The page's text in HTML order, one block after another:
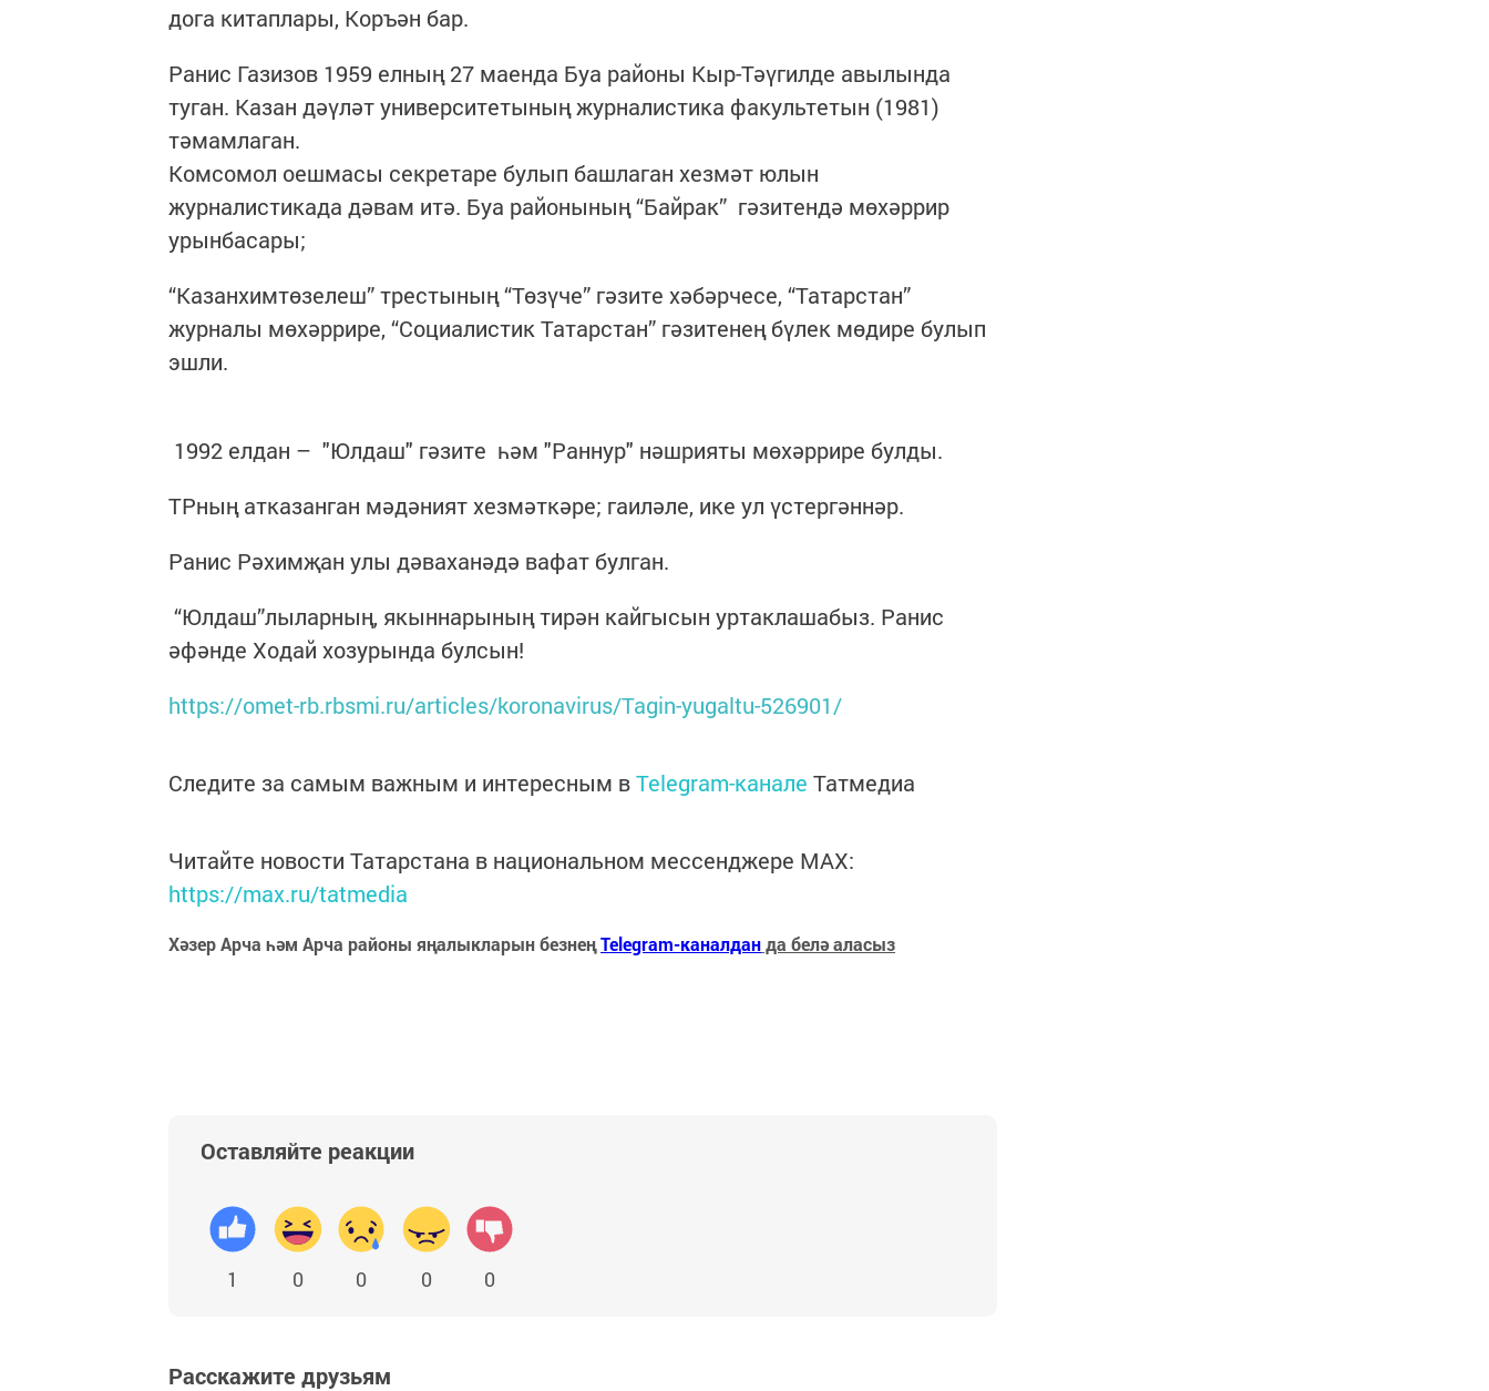
дога китаплары, Коръән бар.
Ранис Газизов 1959 елның 27 маенда Буа районы Кыр-Тәүгилде авылында
туган. Казан дәүләт университетының журналистика факультетын (1981)
тәмамлаган.
Комсомол оешмасы секретаре булып башлаган хезмәт юлын
журналистикада дәвам итә. Буа районының “Байрак” гәзитендә мөхәррир
урынбасары;
“Казанхимтөзелеш” трестының “Төзүче” гәзите хәбәрчесе, “Татарстан”
журналы мөхәррире, “Социалистик Татарстан” гәзитенең бүлек мөдире булып
эшли.
1992 елдан – "Юлдаш" гәзите һәм "Раннур" нәшрияты мөхәррире булды.
ТРның атказанган мәдәният хезмәткәре; гаиләле, ике ул үстергәннәр.
Ранис Рәхимҗан улы дәваханәдә вафат булган.
“Юлдаш”лыларның, якыннарының тирән кайгысын уртаклашабыз. Ранис
әфәнде Ходай хозурында булсын!
https://omet-rb.rbsmi.ru/articles/koronavirus/Tagin-yugaltu-526901/
Следите за самым важным и интересным вTelegram-канале Татмедиа
Читайте новости Татарстана в национальном мессенджере MАХ:
https://max.ru/tatmedia
Хәзер Арча һәм Арча районы яңалыкларын безнеңTelegram-каналданда белә аласыз
Оставляйте реакции
1 0 0 0 0
Расскажите друзьям